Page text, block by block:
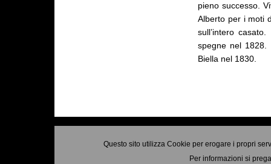
pieno successo.
Alberto per i moti
sull’intero
spegne nel
Biella nel 1830.
Questo sito utilizza Cookie per erogare i propri
Per informazioni si